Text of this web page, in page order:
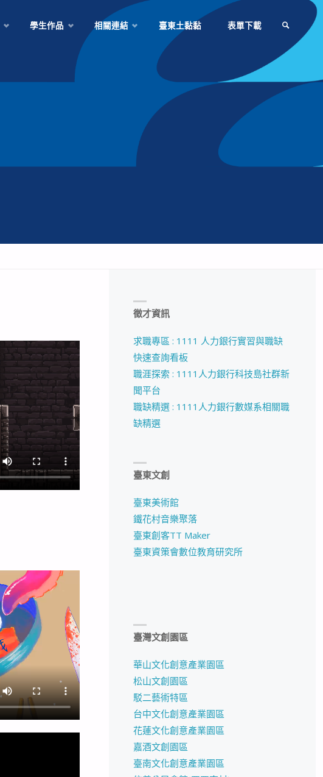
學生作品 相關連結 臺東土黏黏 表單下載
徵才資訊
求職專區 : 1111 人力銀行實習與職缺
快速查詢看板
職涯探索 : 1111人力銀行科技島社群新
聞平台
職缺精選 : 1111人力銀行數媒系相關職
缺精選
臺東文創
臺東美術館
鐵花村音樂聚落
臺東創客TT Maker
臺東資策會數位教育研究所
臺灣文創園區
華山文化創意產業園區
松山文創園區
駁二藝術特區
台中文化創意產業園區
花蓮文化創意產業園區
嘉酒文創園區
臺南文化創意產業園區